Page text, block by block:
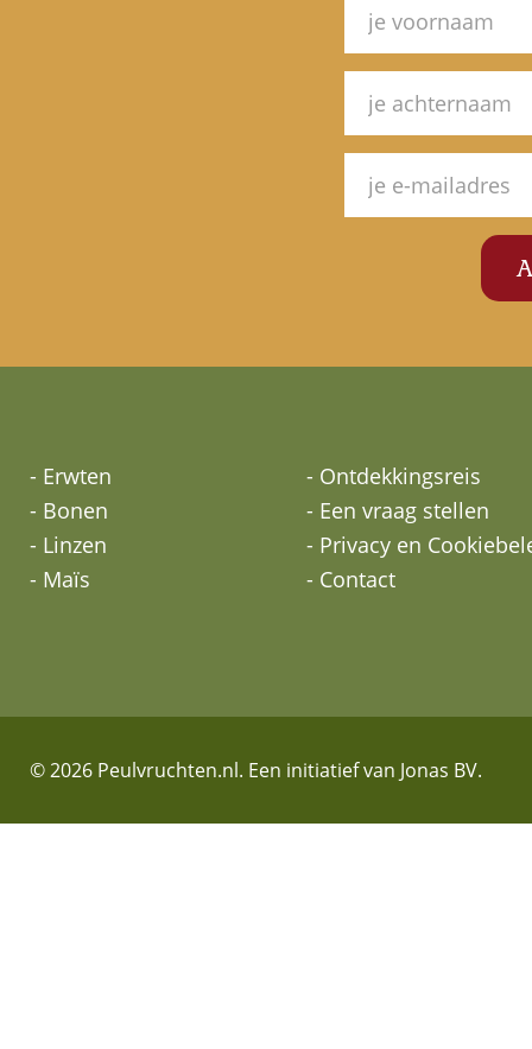
- Erwten
- Bonen
- Linzen
- Maïs
- Ontdekkingsreis
- Een vraag stellen
- Privacy en
- Contact
© 2026 Peulvruchten.nl. Een initiatief van Jonas BV.